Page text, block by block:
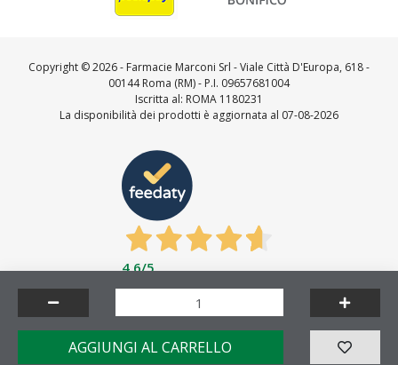
AGGIUNGI AL CARRELLO
Copyright ©2026 - Farmacie Marconi Srl - Viale Città D'Europa, 618 -
00144 Roma (RM) - P.I. 09657681004
Iscritta al: ROMA 1180231
La disponibilità dei prodotti è aggiornata al 07-08-2026
4,6/5
Feedaty4.7/5-23716feedbacks
Made by